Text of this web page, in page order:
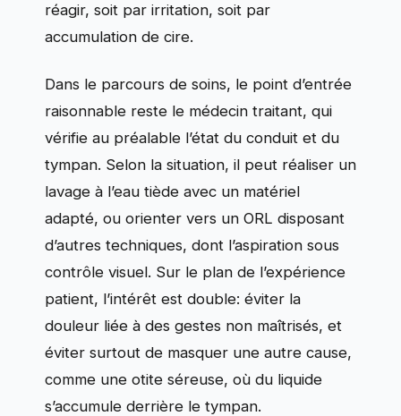
réagir, soit par irritation, soit par
accumulation de cire.
Dans le parcours de soins, le point d’entrée
raisonnable reste le médecin traitant, qui
vérifie au préalable l’état du conduit et du
tympan. Selon la situation, il peut réaliser un
lavage à l’eau tiède avec un matériel
adapté, ou orienter vers un ORL disposant
d’autres techniques, dont l’aspiration sous
contrôle visuel. Sur le plan de l’expérience
patient, l’intérêt est double: éviter la
douleur liée à des gestes non maîtrisés, et
éviter surtout de masquer une autre cause,
comme une otite séreuse, où du liquide
s’accumule derrière le tympan.